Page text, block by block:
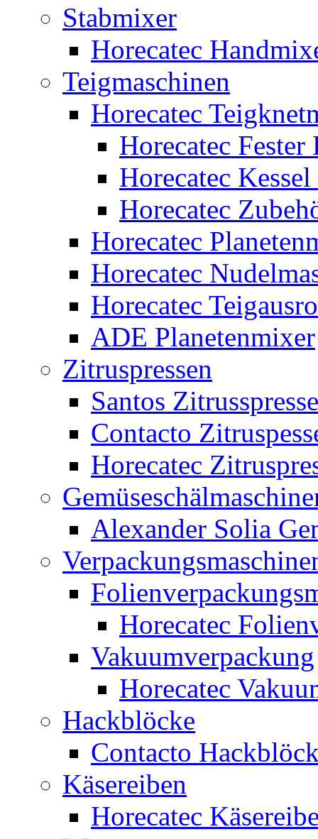
Stabmixer
Horecatec
Teigmaschinen
Horecatec
Horecatec Fester
Horecatec
Horecatec
Horecatec
Horecatec
Horecatec
ADE Planetenmixer
Zitruspressen
Santos
Contacto
Horecatec
Alexander Solia
Horecatec
Vakuumverpackung
Horecatec
Hackblöcke
Contacto
Käsereiben
Horecatec